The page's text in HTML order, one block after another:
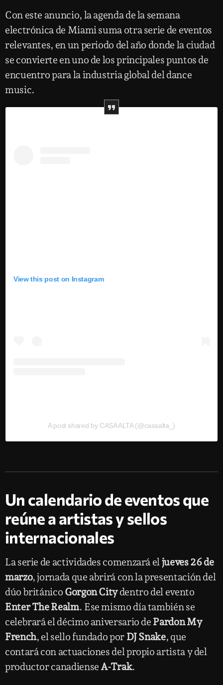
Con este anuncio, la agenda de la semana
electrónica de Miami suma otra serie de eventos
relevantes, en un periodo del año donde la ciudad
se convierte en uno de los principales puntos de
encuentro para la industria global del dance
music.
View this post on Instagram
A post shared by CASA ALTA (@casaalta_)
Un calendario de eventos que
reúne a artistas y sellos
internacionales
La serie de actividades comenzará eljueves 26 de
marzo, jornada que abrirá con la presentación del
dúo británico Gorgon Citydentro del evento
Enter The Realm. Ese mismo día también se
celebrará el décimo aniversario de Pardon My
French, el sello fundado por DJ Snake, que
contará con actuaciones del propio artista y del
productor canadiense A-Trak.